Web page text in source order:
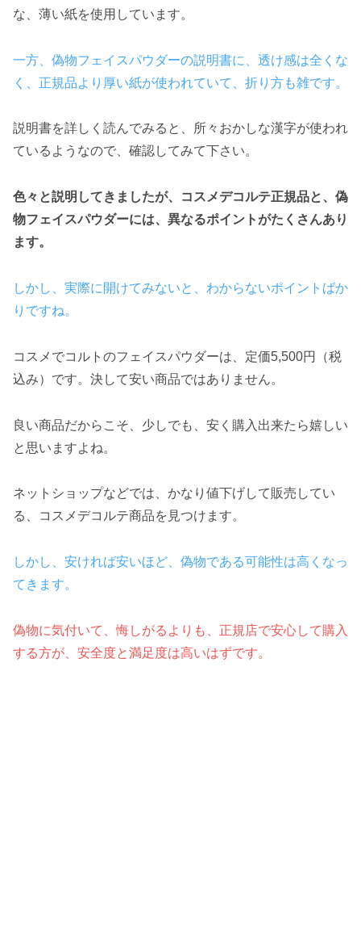
な、薄い紙を使用しています。
一方、偽物フェイスパウダーの説明書に、透け感は全くな
く、正規品より厚い紙が使われていて、折り方も雑です。
説明書を詳しく読んでみると、所々おかしな漢字が使われ
ているようなので、確認してみて下さい。
色々と説明してきましたが、コスメデコルテ正規品と、偽
物フェイスパウダーには、異なるポイントがたくさんあり
ます。
しかし、実際に開けてみないと、わからないポイントばか
りですね。
コスメでコルトのフェイスパウダーは、定価5,500円（税
込み）です。決して安い商品ではありません。
良い商品だからこそ、少しでも、安く購入出来たら嬉しい
と思いますよね。
ネットショップなどでは、かなり値下げして販売してい
る、コスメデコルテ商品を見つけます。
しかし、安ければ安いほど、偽物である可能性は高くなっ
てきます。
偽物に気付いて、悔しがるよりも、正規店で安心して購入
する方が、安全度と満足度は高いはずです。